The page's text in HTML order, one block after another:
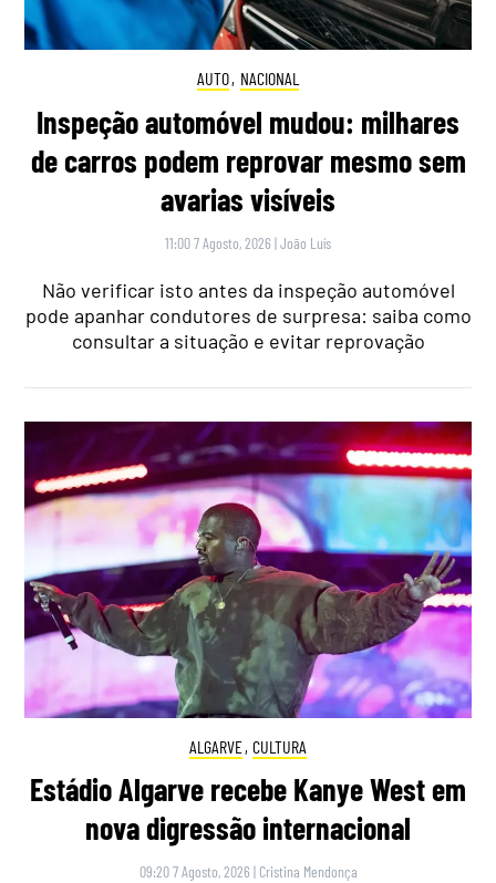
AUTO, NACIONAL
Inspeção automóvel mudou: milhares
de carros podem reprovar mesmo sem
avarias visíveis
11:00 7 Agosto, 2026 |João Luís
Não verificar isto antes da inspeção automóvel
pode apanhar condutores de surpresa: saiba como
consultar a situação e evitar reprovação
ALGARVE, CULTURA
Estádio Algarve recebe Kanye West em
nova digressão internacional
09:20 7 Agosto, 2026 | Cristina Mendonça